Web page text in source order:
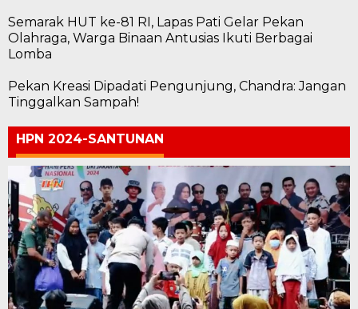
Semarak HUT ke-81 RI, Lapas Pati Gelar Pekan
Olahraga, Warga Binaan Antusias Ikuti Berbagai
Lomba
Pekan Kreasi Dipadati Pengunjung, Chandra: Jangan
Tinggalkan Sampah!
HPN 2024-SANTUNAN